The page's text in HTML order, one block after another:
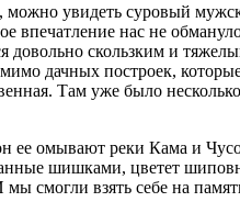
увидеть суровый
впечатление нас не
скользким и
дачных построек,
Там уже было
омывают реки Кама и
шишками, цветет
смогли взять себе на